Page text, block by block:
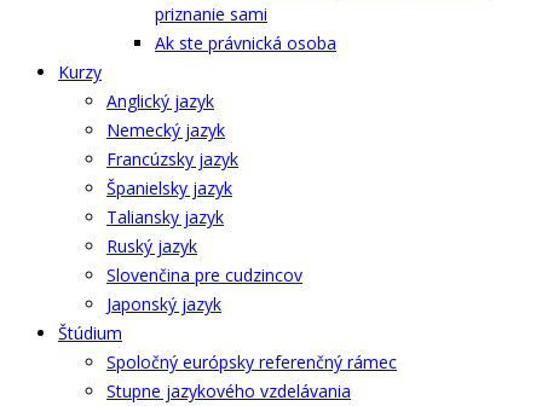
priznanie sami
Ak ste právnická osoba
Kurzy
Anglický jazyk
Nemecký jazyk
Francúzsky jazyk
Španielsky jazyk
Taliansky jazyk
Ruský jazyk
Slovenčina pre cudzincov
Japonský jazyk
Štúdium
Spoločný európsky referenčný rámec
Stupne jazykového vzdelávania